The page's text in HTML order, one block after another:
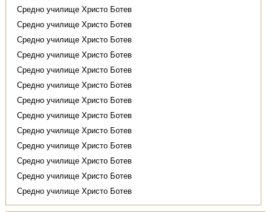
Средно училище Христо Ботев
Средно училище Христо Ботев
Средно училище Христо Ботев
Средно училище Христо Ботев
Средно училище Христо Ботев
Средно училище Христо Ботев
Средно училище Христо Ботев
Средно училище Христо Ботев
Средно училище Христо Ботев
Средно училище Христо Ботев
Средно училище Христо Ботев
Средно училище Христо Ботев
Средно училище Христо Ботев